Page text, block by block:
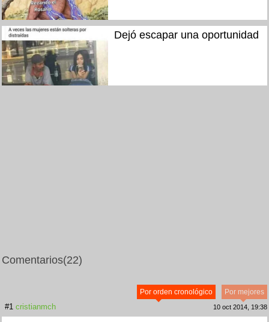
Dejó escapar una oportunidad
Comentarios(22)
Por mejores
Por orden cronológico
#1 cristianmch 10 oct 2014, 19:38